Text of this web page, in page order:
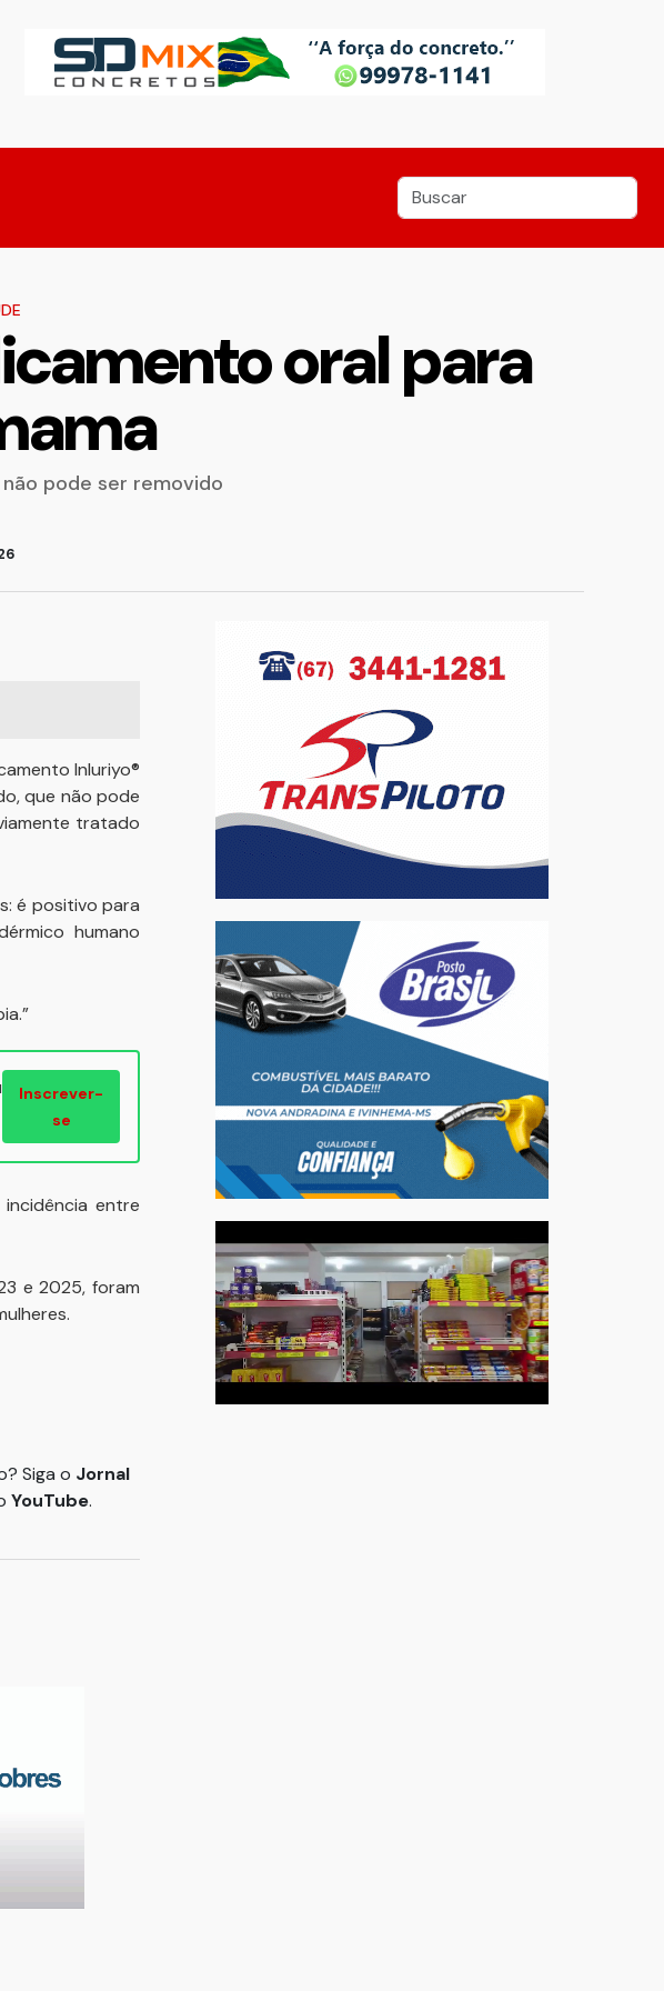
oral para
pode ser removido
Inluriyo®
que não pode
tratado
é positivo para
humano
Inscrever-
se
entre
e 2025, foram
Siga o Jornal
YouTube.